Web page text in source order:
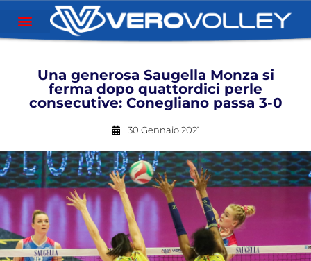
Una generosa Saugella Monza si
ferma dopo quattordici perle
consecutive: Conegliano passa 3-0
30 Gennaio 2021